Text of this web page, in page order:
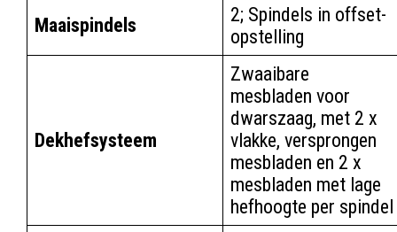
Maaispindels
2; Spindels in offset-
opstelling
Dekhefsysteem
Zwaaibare
mesbladen voor
dwarszaag, met 2 x
vlakke, versprongen
mesbladen en 2 x
mesbladen met lage
hefhoogte per spindel